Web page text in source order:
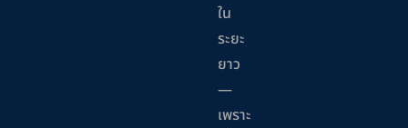
ใน
ระยะ
ยาว
—
เพราะ